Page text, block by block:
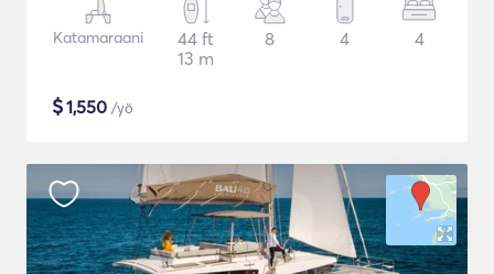
Katamaraani
44 ft
13 m
8 4 4
$1,550 /yö